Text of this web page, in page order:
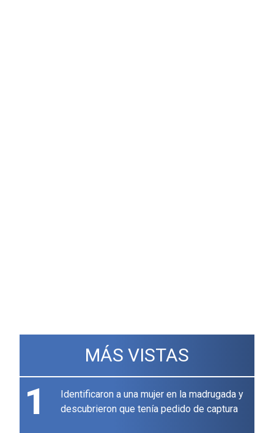
MÁS VISTAS
1
Identificaron a una mujer en la madrugada y
descubrieron que tenía pedido de captura